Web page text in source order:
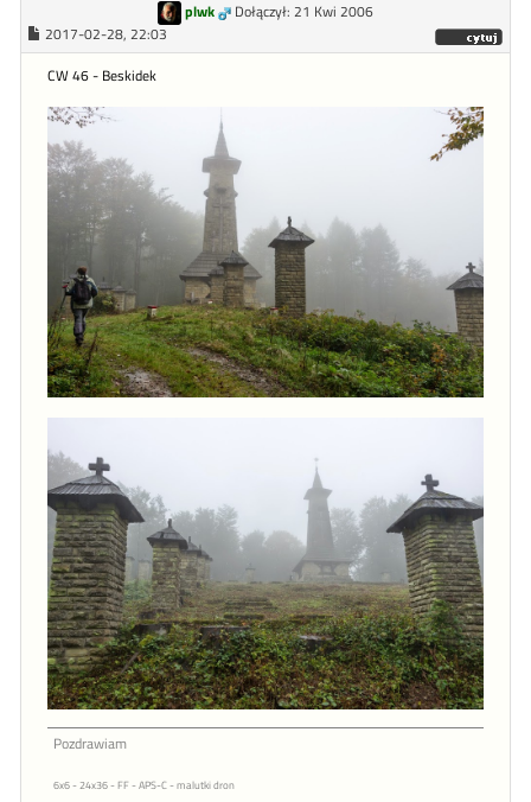
plwk
Dołączył: 21 Kwi 2006
2017-02-28, 22:03
CW 46 - Beskidek
Pozdrawiam
6x6 - 24x36 - FF - APS-C - malutki dron